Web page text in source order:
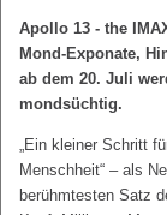
Apollo 13 - the
Mond-Exponate,
ab dem 20. Juli
mondsüchtig.
„Ein kleiner Schritt
Menschheit“ – als
berühmtesten Satz